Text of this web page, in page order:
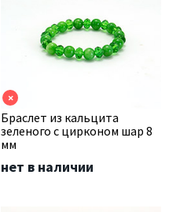
×
Браслет из кальцита
зеленого с цирконом шар 8
мм
нет в наличии